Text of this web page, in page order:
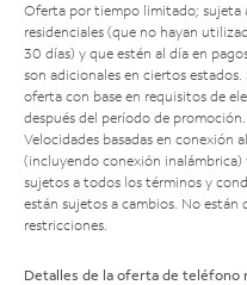
Oferta por tiempo limitado; sujeta
residenciales (que no hayan
30 días) y que estén al día en
son adicionales en ciertos estados.
oferta con base en requisitos de
después del período de
Velocidades basadas en conexión
(incluyendo conexión inalámbrica)
sujetos a todos los términos y
están sujetos a cambios. No están
restricciones.
Detalles de la oferta de teléfono